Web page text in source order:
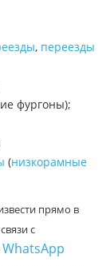
, переезды
фургоны);
(низкорамные
прямо в
с
WhatsApp